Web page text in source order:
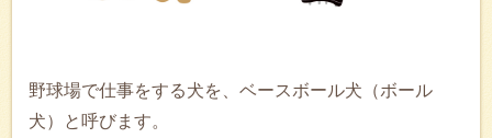
野球場で仕事をする犬を、ベースボール犬（ボール
犬）と呼びます。